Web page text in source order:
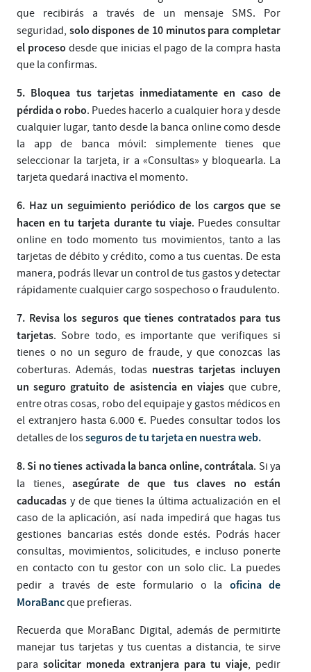
que recibirás a través de un mensaje SMS. Por
seguridad, solo dispones de 10 minutos para completar
el proceso desde que inicias el pago de la compra hasta
que la confirmas.
5. Bloquea tus tarjetas inmediatamente en caso de
pérdida o robo. Puedes hacerlo a cualquier hora y desde
cualquier lugar, tanto desde la banca online como desde
la app de banca móvil: simplemente tienes que
seleccionar la tarjeta, ir a «Consultas» y bloquearla. La
tarjeta quedará inactiva el momento.
6. Haz un seguimiento periódico de los cargos que se
hacen en tu tarjeta durante tu viaje. Puedes consultar
online en todo momento tus movimientos, tanto a las
tarjetas de débito y crédito, como a tus cuentas. De esta
manera, podrás llevar un control de tus gastos y detectar
rápidamente cualquier cargo sospechoso o fraudulento.
7. Revisa los seguros que tienes contratados para tus
tarjetas. Sobre todo, es importante que verifiques si
tienes o no un seguro de fraude, y que conozcas las
coberturas. Además, todas nuestras tarjetas incluyen
un seguro gratuito de asistencia en viajesque cubre,
entre otras cosas, robo del equipaje y gastos médicos en
el extranjero hasta 6.000 €. Puedes consultar todos los
detalles de losseguros de tu tarjeta en nuestra web.
8.Si no tienes activada la banca online, contrátala. Si ya
la tienes, asegúrate de que tus claves no están
caducadas y de que tienes la última actualización en el
caso de la aplicación, así nada impedirá que hagas tus
gestiones bancarias estés donde estés. Podrás hacer
consultas, movimientos, solicitudes, e incluso ponerte
en contacto con tu gestor con un solo clic. La puedes
pedir a través de este formulario o la oficina de
MoraBancque prefieras.
Recuerda que MoraBanc Digital, además de permitirte
manejar tus tarjetas y tus cuentas a distancia, te sirve
para solicitar moneda extranjera para tu viaje, pedir